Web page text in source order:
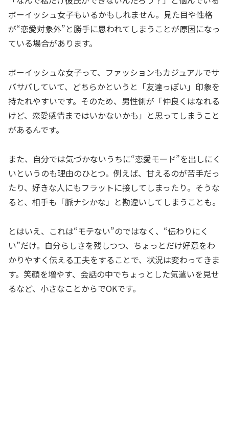
ボーイッシュ女子もいるかもしれません。見た目や性格
が“恋愛対象外”と勝手に思われてしまうことが原因になっ
ている場合があります。
ボーイッシュな女子って、ファッションもカジュアルでサ
バサバしていて、どちらかというと「友達っぽい」印象を
持たれやすいです。そのため、男性側が「仲良くはなれる
けど、恋愛感情まではいかないかも」と思ってしまうこと
があるんです。
また、自分では気づかないうちに“恋愛モード”を出しにく
いというのも理由のひとつ。例えば、甘えるのが苦手だっ
たり、好きな人にもフラットに接してしまったり。そうな
ると、相手も「脈ナシかな」と勘違いしてしまうことも。
とはいえ、これは“モテない”のではなく、“伝わりにく
い”だけ。自分らしさを残しつつ、ちょっとだけ好意をわ
かりやすく伝える工夫をすることで、状況は変わってきま
す。笑顔を増やす、会話の中でちょっとした気遣いを見せ
るなど、小さなことからでOKです。